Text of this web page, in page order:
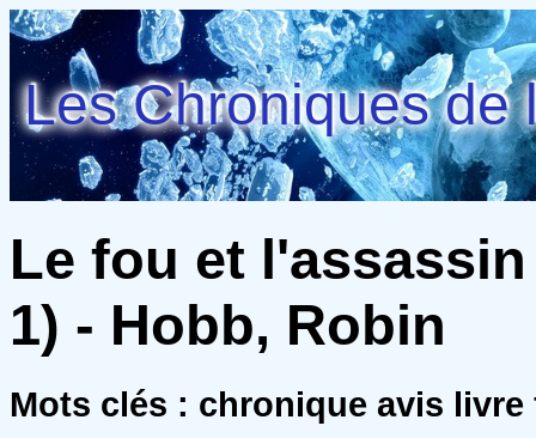
Les Chroniques de
Le fou et
1) - Hobb, Robin
Mots clés : chronique avis